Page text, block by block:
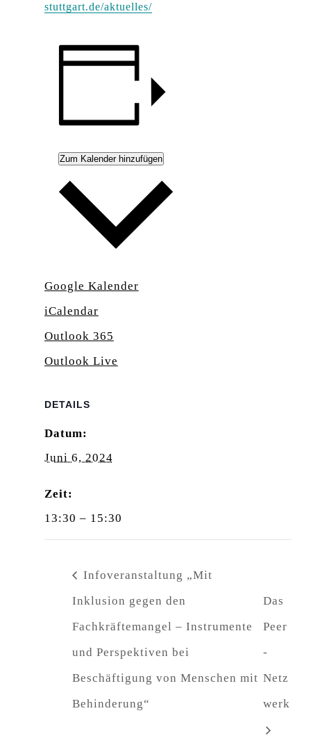
stuttgart.de/aktuelles/
Zum Kalender hinzufügen
Google Kalender
iCalendar
Outlook 365
Outlook Live
DETAILS
Datum:
Juni 6, 2024
Zeit:
13:30 – 15:30
Infoveranstaltung „Mit
Inklusion gegen den
Fachkräftemangel – Instrumente
und Perspektiven bei
Beschäftigung von Menschen mit
Behinderung“
Das
Peer
-
Netz
werk